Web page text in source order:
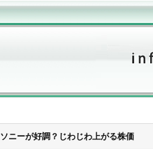
ソニーが好調？じわじわ上がる株価